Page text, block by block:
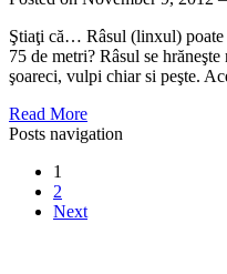
Ştiaţi că… Râsul (linxul) poate
75 de metri? Râsul se
şoareci, vulpi chiar si peşte.
Read More
Posts navigation
1
2
Next